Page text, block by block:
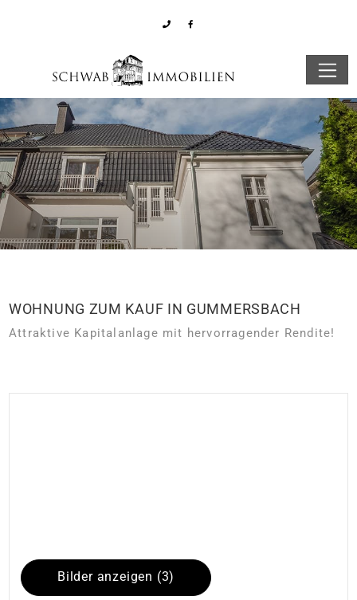
WOHNUNG ZUM KAUF IN GUMMERSBACH
Attraktive Kapitalanlage mit hervorragender Rendite!
Bilder anzeigen (3)